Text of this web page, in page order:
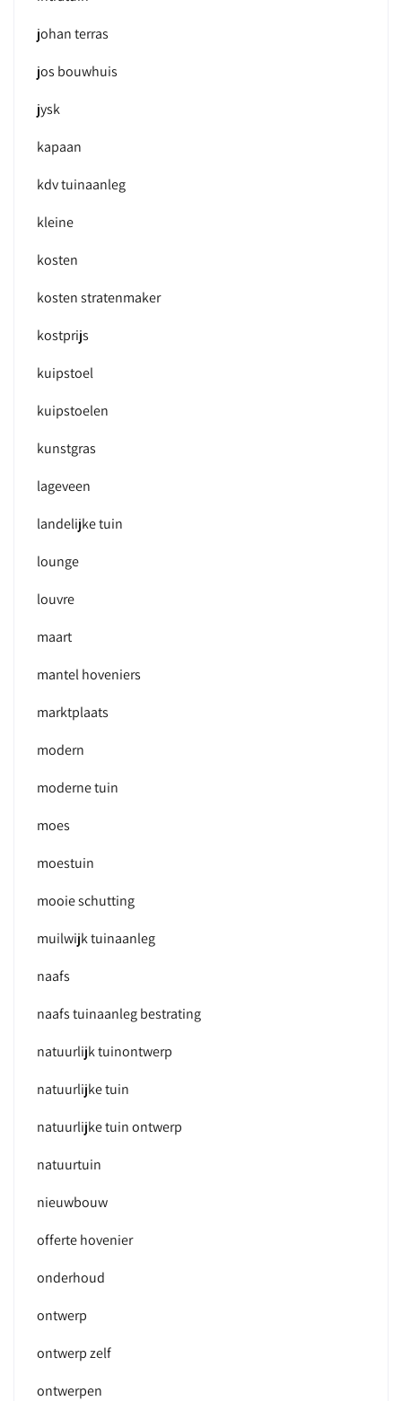
johan terras
jos bouwhuis
jysk
kapaan
kdv tuinaanleg
kleine
kosten
kosten stratenmaker
kostprijs
kuipstoel
kuipstoelen
kunstgras
lageveen
landelijke tuin
lounge
louvre
maart
mantel hoveniers
marktplaats
modern
moderne tuin
moes
moestuin
mooie schutting
muilwijk tuinaanleg
naafs
naafs tuinaanleg bestrating
natuurlijk tuinontwerp
natuurlijke tuin
natuurlijke tuin ontwerp
natuurtuin
nieuwbouw
offerte hovenier
onderhoud
ontwerp
ontwerp zelf
ontwerpen